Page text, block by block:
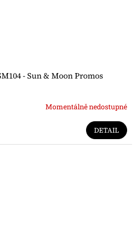
- Sun & Moon Promos
Momentálně nedostupné
DETAIL